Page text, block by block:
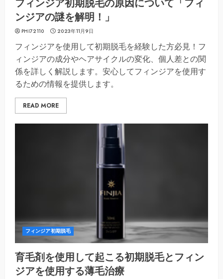
フィンジア初期脱毛の原因について「フィ
ンジアの謎を解明！」
PHI72110 2023年11月9日
フィンジアを使用して初期脱毛を経験した方必見！フ
ィンジアの成分やヘアサイクルの変化、個人差との関
係を詳しく解説します。安心してフィンジアを使用す
るための情報を提供します。
READ MORE
フィンジア初期脱毛
育毛剤を使用して起こる初期脱毛とフィン
ジアを使用する薄毛治療